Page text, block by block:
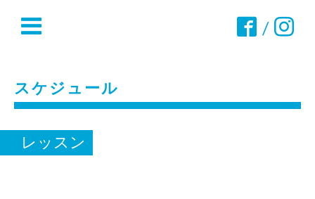
/
スケジュール
レッスン